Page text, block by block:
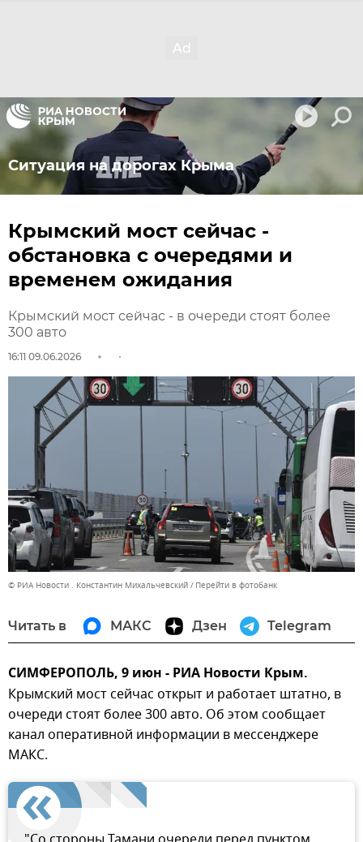
Ситуация на дорогах Крыма
Крымский мост сейчас -
обстановка с очередями и
временем ожидания
Крымский мост сейчас - в очереди стоят более
300 авто
16:11 09.06.2026
© РИА Новости . Константин Михальчевский Перейти в фотобанк
Читать в МАКС Дзен Telegram
СИМФЕРОПОЛЬ, 9 июн - РИА Новости Крым.
Крымский мост сейчас открыт и работает штатно, в
очереди стоят более 300 авто. Об этом сообщает
канал оперативной информации в мессенджере
МАКС.